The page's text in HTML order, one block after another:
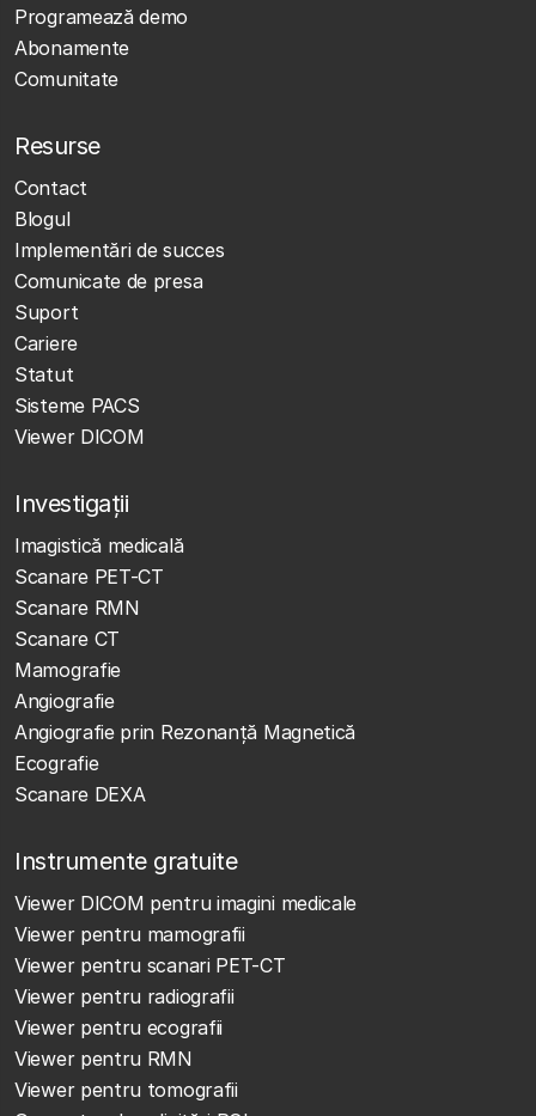
Programează demo
Abonamente
Comunitate
Resurse
Contact
Blogul
Implementări de succes
Comunicate de presa
Suport
Cariere
Statut
Sisteme PACS
Viewer DICOM
Investigații
Imagistică medicală
Scanare PET-CT
Scanare RMN
Scanare CT
Mamografie
Angiografie
Angiografie prin Rezonanță Magnetică
Ecografie
Scanare DEXA
Instrumente gratuite
Viewer DICOM pentru imagini medicale
Viewer pentru mamografii
Viewer pentru scanari PET-CT
Viewer pentru radiografii
Viewer pentru ecografii
Viewer pentru RMN
Viewer pentru tomografii